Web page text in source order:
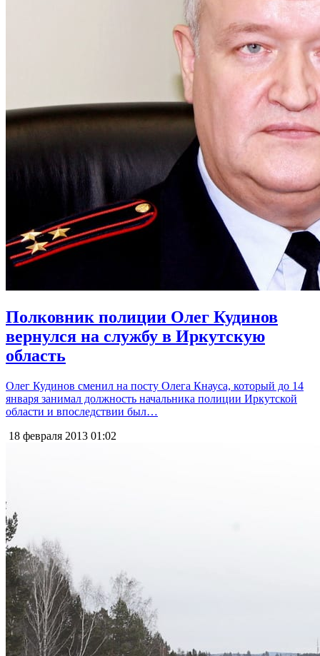
Полковник полиции Олег Кудинов
вернулся на службу в Иркутскую
область
Олег Кудинов сменил на посту Олега Кнауса, который до 14
января занимал должность начальника полиции Иркутской
области и впоследствии был…
18 февраля 2013 01:02